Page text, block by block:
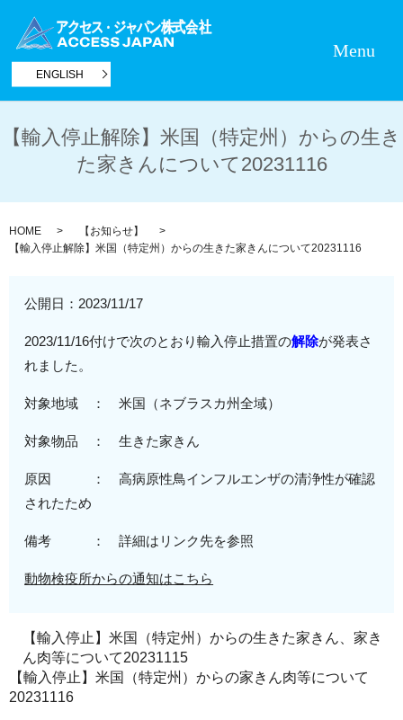
ENGLISH
Menu
【輸入停止解除】米国（特定州）からの生き
た家きんについて20231116
HOME
【お知らせ】
【輸入停止解除】米国（特定州）からの生きた家きんについて20231116
公開日： 2023/11/17
2023/11/16付けで次のとおり輸入停止措置の解除が発表さ
れました。
対象地域 ：米国（ネブラ スカ州全域）
対象物品 ：生きた家きん
原因 ：高病原性鳥インフルエンザの清浄性が確認
されたため
備考 ： 詳細はリンク先を参照
動物検疫所からの通知はこちら
【輸入停止】米国（特定州）からの生きた家きん、家き
ん肉等について20231115
【輸入停止】米国（特定州）からの家きん肉等について
20231116